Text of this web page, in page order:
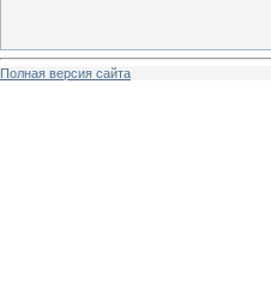
Полная версия сайта